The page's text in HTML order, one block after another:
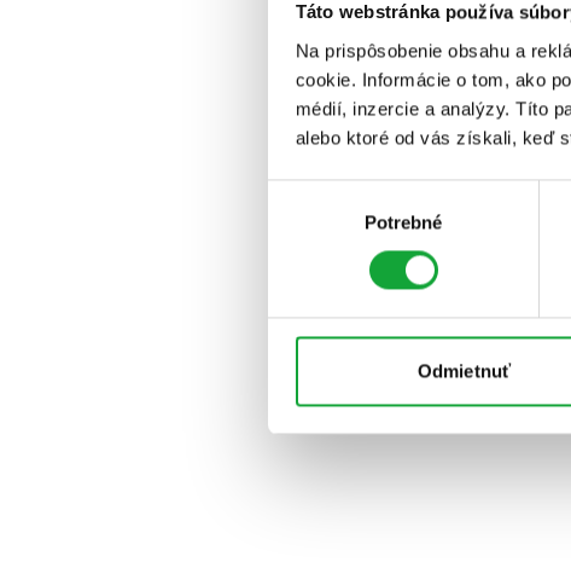
Táto webstránka používa
Na prispôsobenie obsahu a
cookie. Informácie o tom, ako
médií, inzercie a analýzy. Títo
alebo ktoré od vás získali, keď
Potrebné
Odmietnuť